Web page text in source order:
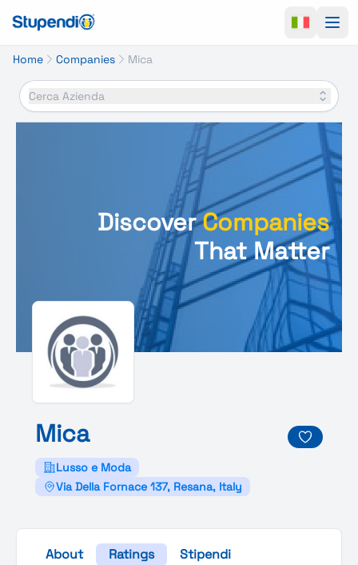
Home Companies Mica
Cerca Azienda
DiscoverCompanies
That Matter
Mica
Lusso e Moda
Via Della Fornace 137, Resana, Italy
About Ratings Stipendi